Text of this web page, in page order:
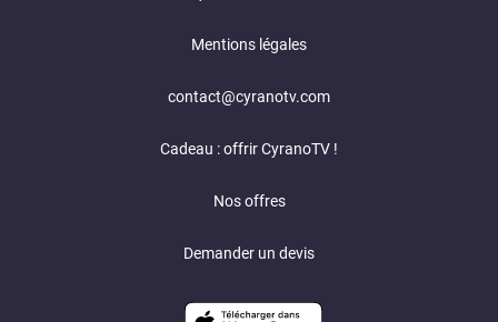
Mentions légales
contact@cyranotv.com
Cadeau : offrir CyranoTV !
Nos offres
Demander un devis